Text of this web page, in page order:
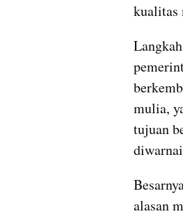
kualitas
mulia,
tujuan
alasan